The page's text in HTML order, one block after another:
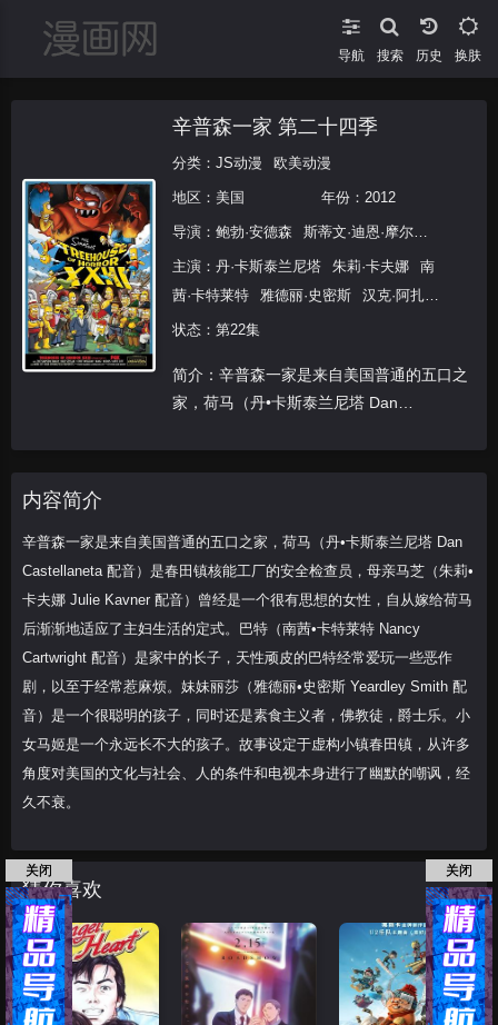
导航 搜索 换肤
辛普森一家 第二十四季
分类： JS动漫 欧美动漫
地区： 美国 年份： 2012
导演： 鲍勃·安德森 斯蒂文·迪恩·摩尔 罗伯·奥利
主演： 丹·卡斯泰兰尼塔 朱莉·卡夫娜
南
茜·卡特莱特
雅德丽·史密斯
汉克·阿扎利
亚
哈里·谢尔
莱士
克里斯·埃杰利 佐伊·丹斯切尔
安妮
·海瑟薇
娜塔莉·波特曼
萨拉·西尔弗曼
卡瑞尔
乔·曼特纳 凯尔希·格兰莫
汤姆·
帕特
里克·斯图尔
状态：第22集
简介：辛普森一家是来自美国普通的五口之
家，荷马（丹•卡斯泰兰尼塔 Dan
内容简介
辛普森一家是来自美国普通的五口之家，荷马（丹•卡斯泰兰尼塔 Dan
Castellaneta 配音）是春田镇核能工厂的安全检查员，母亲马芝（朱莉•
卡夫娜 Julie Kavner 配音）曾经是一个很有思想的女性，自从嫁给荷马
后渐渐地适应了主妇生活的定式。巴特（南茜•卡特莱特 Nancy
Cartwright 配音）是家中的长子，天性顽皮的巴特经常爱玩一些恶作
剧，以至于经常惹麻烦。妹妹丽莎（雅德丽•史密斯 Yeardley Smith 配
音）是一个很聪明的孩子，同时还是素食主义者，佛教徒，爵士乐。小
女马姬是一个永远长不大的孩子。故事设定于虚构小镇春田镇，从许多
角度对美国的文化与社会、人的条件和电视本身进行了幽默的嘲讽，经
久不衰。
猜你喜欢
关闭 关闭